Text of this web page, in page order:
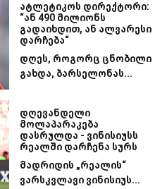
ატლეტიკოს დირექტორი:
“ან 490 მილიონს
გადაიხდით, ან ალვარესი
დარჩება“
დღეს, როგორც ცნობილი
გახდა, ბარსელონას...
დღევანდელი
მოლაპარაკება
დასრულდა - ვინისიუსს
რეალში დარჩენა სურს
მადრიდის „რეალის“
ვარსკვლავი ვინისიუს...